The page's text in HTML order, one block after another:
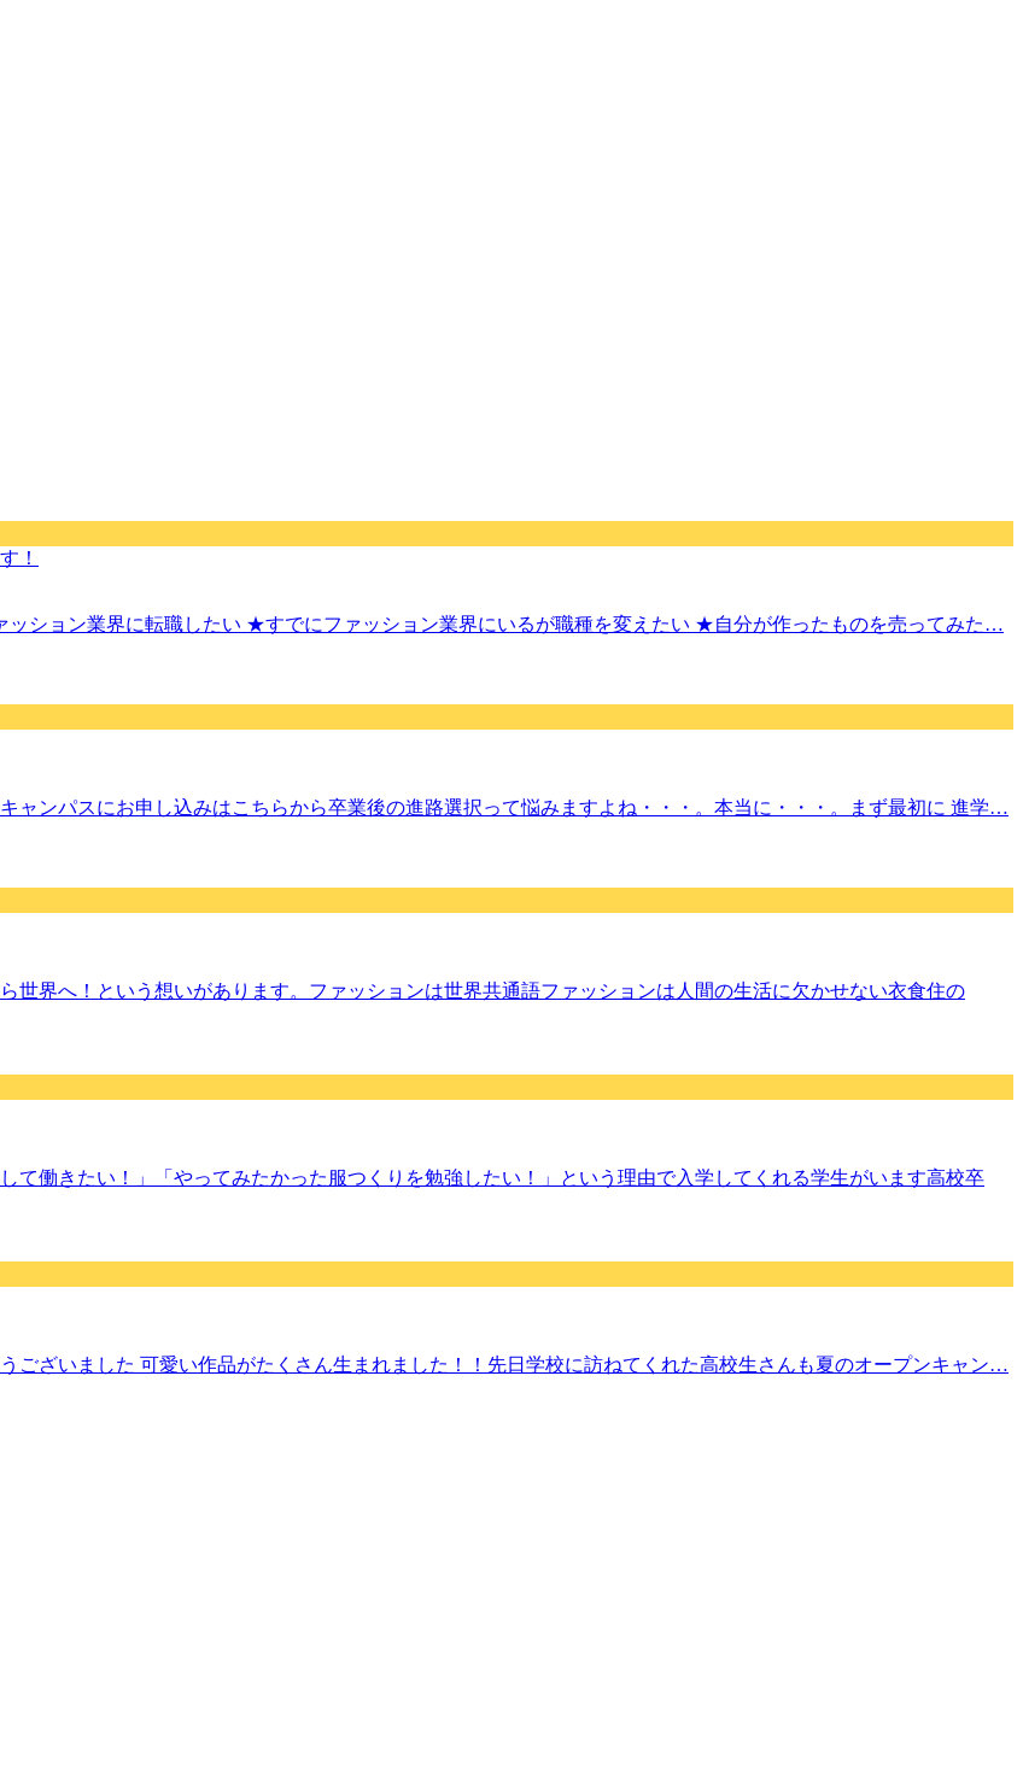
！
ション業界に転職したい ★すでにファッション業界にいるが職種を変えたい ★自分が作ったものを売ってみた…
ャンパスにお申し込みはこちらから卒業後の進路選択って悩みますよね・・・。本当に・・・。まず最初に 進学…
世界へ！という想いがあります。ファッションは世界共通語ファッションは人間の生活に欠かせない衣食住の
て働きたい！」「やってみたかった服つくりを勉強したい！」という理由で入学してくれる学生がいます高校卒
ございました 可愛い作品がたくさん生まれました！！先日学校に訪ねてくれた高校生さんも夏のオープンキャン…